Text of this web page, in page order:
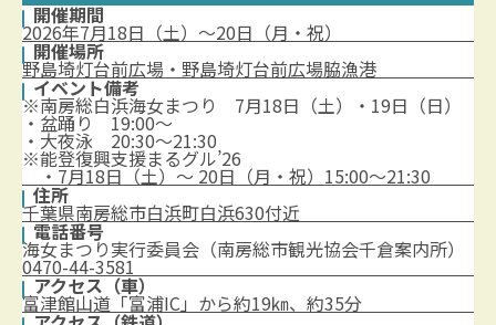
開催期間
2026年7月18日（土）～20日（月・祝）
開催場所
野島埼灯台前広場・野島埼灯台前広場脇漁港
イベント備考
※南房総白浜海女まつり 7月18日（土）・19日（日）
・盆踊り 19:00～
・大夜泳 20:30～21:30
※能登復興支援まるグル’26
・7月18日（土）～ 20日（月・祝）15:00～21:30
住所
千葉県南房総市白浜町白浜630付近
電話番号
海女まつり実行委員会（南房総市観光協会千倉案内所）
0470-44-3581
アクセス（車）
富津館山道「富浦IC」から約19㎞、約35分